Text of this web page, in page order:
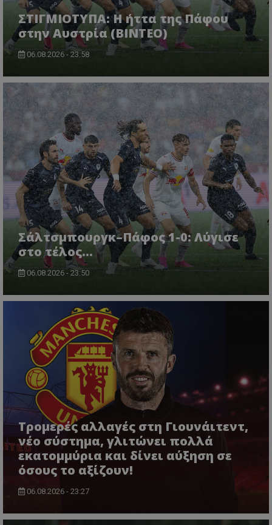
ΣΤΙΓΜΙΟΤΥΠΑ: Η ήττα της Πάφου
στην Αυστρία (ΒΙΝΤΕΟ)
06.08.2026 - 23:58
Σάλτσμπουργκ–Πάφος 1-0: Λύγισε
στο τέλος...
06.08.2026 - 23:50
Τρομερές αλλαγές στη Γιουνάιτεντ,
νέο σύστημα, γλιτώνει πολλά
εκατομμύρια και δίνει αύξηση σε
όσους το αξίζουν!
06.08.2026 - 23:27